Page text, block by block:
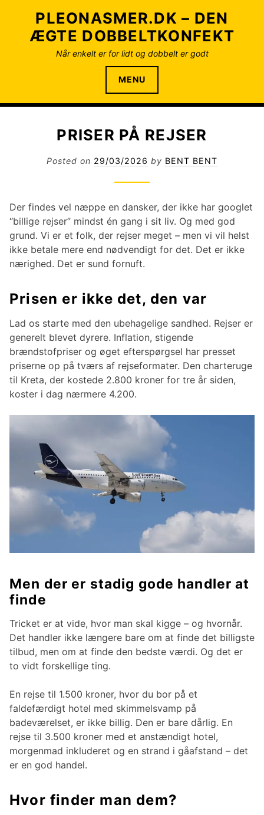
o
PLEONASMER.DK – DEN
ÆGTE DOBBELTKONFEKT
Når enkelt er for lidt og dobbelt er godt
MENU
PRISER PÅ REJSER
Posted on 29/03/2026 by BENT BENT
Der findes vel næppe en dansker, der ikke har googlet
“billige rejser” mindst én gang i sit liv. Og med god
grund. Vi er et folk, der rejser meget – men vi vil helst
ikke betale mere end nødvendigt for det. Det er ikke
nærighed. Det er sund fornuft.
Prisen er ikke det, den var
Lad os starte med den ubehagelige sandhed. Rejser er
generelt blevet dyrere. Inflation, stigende
brændstofpriser og øget efterspørgsel har presset
priserne op på tværs af rejseformater. Den charteruge
til Kreta, der kostede 2.800 kroner for tre år siden,
koster i dag nærmere 4.200.
Men der er stadig gode handler at
finde
Tricket er at vide, hvor man skal kigge – og hvornår.
Det handler ikke længere bare om at finde det billigste
tilbud, men om at finde den bedste værdi. Og det er
to vidt forskellige ting.
En rejse til 1.500 kroner, hvor du bor på et
faldefærdigt hotel med skimmelsvamp på
badeværelset, er ikke billig. Den er bare dårlig. En
rejse til 3.500 kroner med et anstændigt hotel,
morgenmad inkluderet og en strand i gåafstand – det
er en god handel.
Hvor finder man dem?